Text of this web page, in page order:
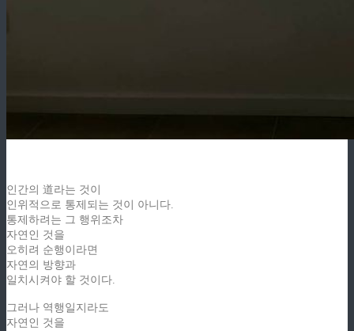
인간의 道라는 것이
인위적으로 통제되는 것이 아니다.
통제하려는 그 행위조차
자연인 것을
오히려 순행이라면
자연의 방향과
일치시켜야 할 것이다.
그러나 역행일지라도
자연인 것을